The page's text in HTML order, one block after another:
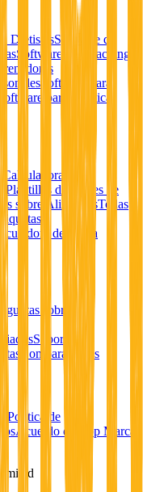
DietistasSoftware de
Software de Coaching
Software para
Software para Práctica
Calculadora de
Plantillas de Planes de
sobre AlimentosTodas
de Grasa
sobre
Soporte en
Comparaciones
Política de
Acuerdo de App Marca